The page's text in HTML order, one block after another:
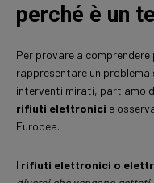
perché è un
Per provare a comprendere
rappresentare un
interventi mirati, partiamo
rifiuti elettronici e
Europea.
I rifiuti elettronici o